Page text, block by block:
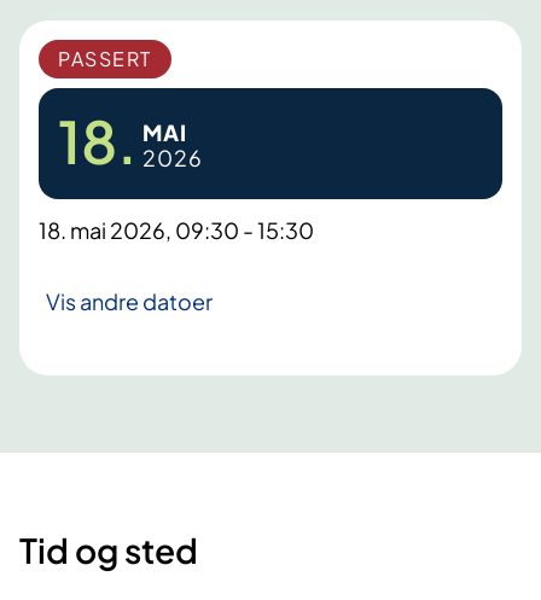
PASSERT
18. MAI
2026
18. mai 2026, 09:30 - 15:30
Vis andre datoer
Tid og sted